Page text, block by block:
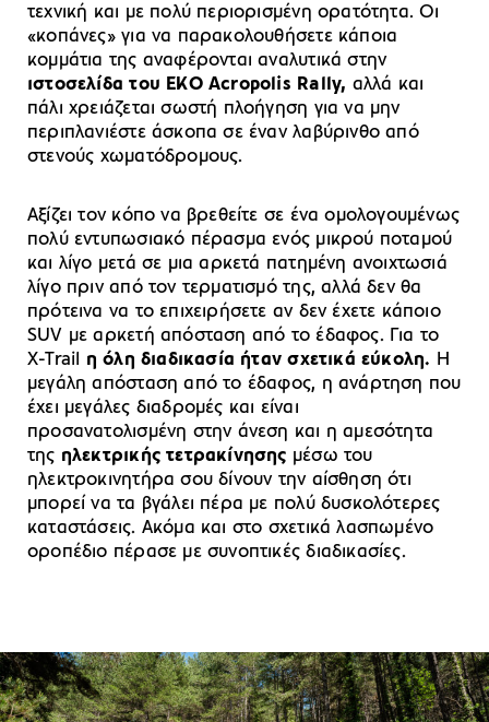
τεχνική και με πολύ περιορισμένη ορατότητα. Οι
«κοπάνες» για να παρακολουθήσετε κάποια
κομμάτια της αναφέρονται αναλυτικά στην
ιστοσελίδα του EKO Acropolis Rally, αλλά και
πάλι χρειάζεται σωστή πλοήγηση για να μην
περιπλανιέστε άσκοπα σε έναν λαβύρινθο από
στενούς χωματόδρομους.
Αξίζει τον κόπο να βρεθείτε σε ένα ομολογουμένως
πολύ εντυπωσιακό πέρασμα ενός μικρού ποταμού
και λίγο μετά σε μια αρκετά πατημένη ανοιχτωσιά
λίγο πριν από τον τερματισμό της, αλλά δεν θα
πρότεινα να το επιχειρήσετε αν δεν έχετε κάποιο
SUV με αρκετή απόσταση από το έδαφος. Για το
X-Trail η όλη διαδικασία ήταν σχετικά εύκολη. Η
μεγάλη απόσταση από το έδαφος, η ανάρτηση που
έχει μεγάλες διαδρομές και είναι
προσανατολισμένη στην άνεση και η αμεσότητα
της ηλεκτρικής τετρακίνησης μέσω του
ηλεκτροκινητήρα σου δίνουν την αίσθηση ότι
μπορεί να τα βγάλει πέρα με πολύ δυσκολότερες
καταστάσεις. Ακόμα και στο σχετικά λασπωμένο
οροπέδιο πέρασε με συνοπτικές διαδικασίες.